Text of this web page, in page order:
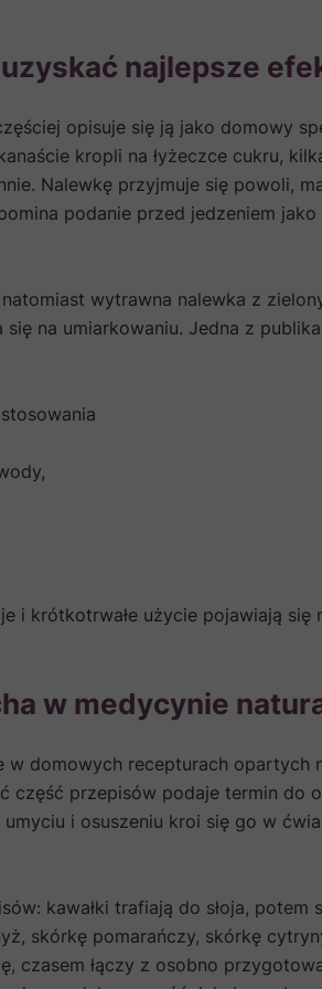
najlepsze
opisuje się ją jako domowy
kropli na łyżeczce cukru,
Nalewkę przyjmuje się powoli,
podanie przed jedzeniem
wytrawna nalewka z
na umiarkowaniu. Jedna z
i krótkotrwałe użycie pojawiają
w medycynie
domowych recepturach opartych
przepisów podaje termin do
i osuszeniu kroi się go w
kawałki trafiają do słoja,
skórkę pomarańczy, skórkę
czasem łączy z osobno